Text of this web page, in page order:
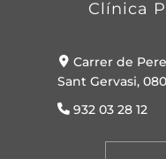
Clínica
Carrer de
Sant Gervasi,
932 03 28 12